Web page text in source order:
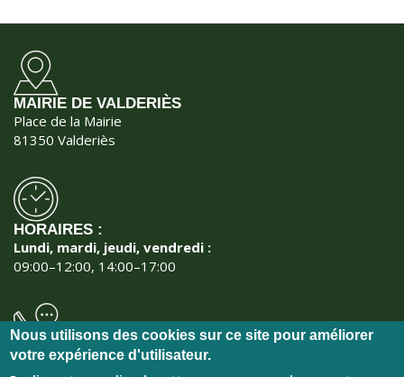
MAIRIE DE VALDERIÈS
Place de la Mairie
81350 Valderiès
HORAIRES :
Lundi, mardi, jeudi, vendredi :
09:00–12:00, 14:00–17:00
NOUS CONTACTER :
Téléphone :
Nous utilisons des cookies sur ce site pour améliorer
votre expérience d'utilisateur.